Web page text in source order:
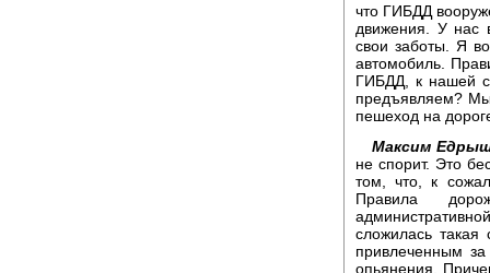
что ГИБДД
движения. У нас
свои заботы. Я
автомобиль.
ГИБДД, к нашей
предъявляем?
пешеход на
Максим
не спорит. Это
том, что, к
Правила
сложилась такая
привлеченным
опьянения.